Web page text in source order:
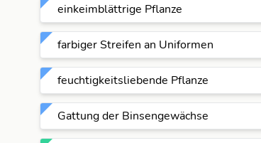
einkeimblättrige Pflanze
farbiger Streifen an Uniformen
feuchtigkeitsliebende Pflanze
Gattung der Binsengewächse